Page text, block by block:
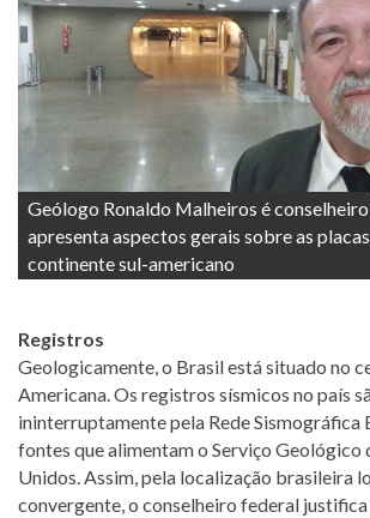
Geólogo Ronaldo Malheiros é
apresenta aspectos gerais sobre as
continente sul-americano
Registros
Geologicamente, o Brasil está situado no
Americana. Os registros sísmicos no país
ininterruptamente pela Rede Sismográfica
fontes que alimentam o Serviço Geológico
Unidos. Assim, pela localização brasileira
convergente, o conselheiro federal